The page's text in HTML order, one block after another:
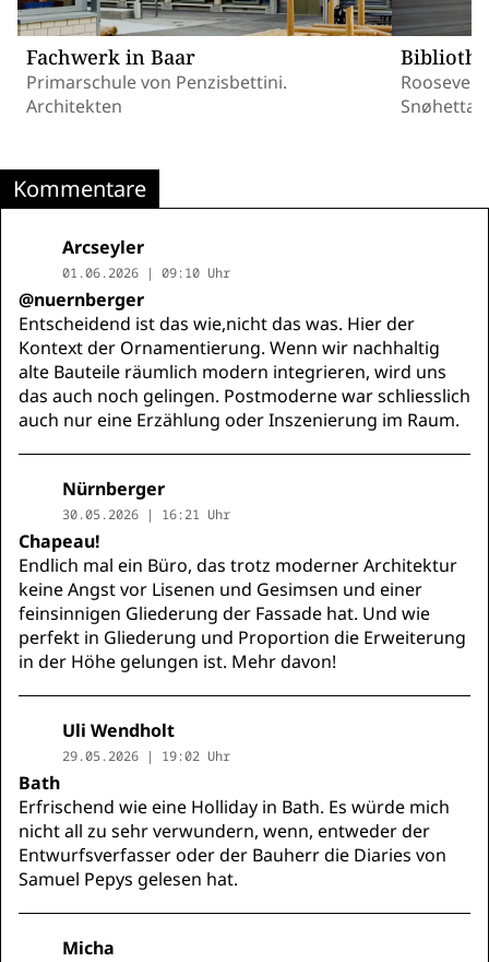
Fachwerk in Baar
Primarschule von Penzisbettini.
Architekten
Snøhetta
Kommentare
Arcseyler
01.06.2026 | 09:10 Uhr
@nuernberger
Entscheidend ist das wie,nicht das was. Hier der
Kontext der Ornamentierung. Wenn wir nachhaltig
alte Bauteile räumlich modern integrieren, wird uns
das auch noch gelingen. Postmoderne war schliesslich
auch nur eine Erzählung oder Inszenierung im Raum.
Nürnberger
30.05.2026 | 16:21 Uhr
Chapeau!
Endlich mal ein Büro, das trotz moderner Architektur
keine Angst vor Lisenen und Gesimsen und einer
feinsinnigen Gliederung der Fassade hat. Und wie
perfekt in Gliederung und Proportion die Erweiterung
in der Höhe gelungen ist. Mehr davon!
Uli Wendholt
29.05.2026 | 19:02 Uhr
Bath
Erfrischend wie eine Holliday in Bath. Es würde mich
nicht all zu sehr verwundern, wenn, entweder der
Entwurfsverfasser oder der Bauherr die Diaries von
Samuel Pepys gelesen hat.
Micha